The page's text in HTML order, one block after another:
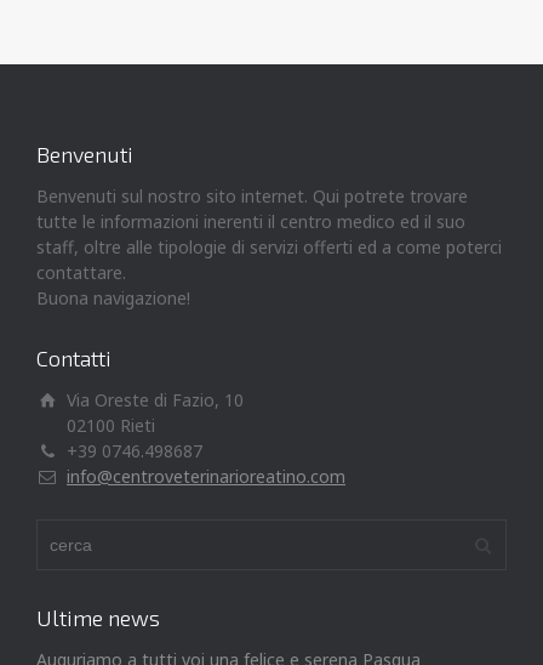
Benvenuti
Benvenuti sul nostro sito internet. Qui potrete trovare
tutte le informazioni inerenti il centro medico ed il suo
staff, oltre alle tipologie di servizi offerti ed a come poterci
contattare.
Buona navigazione!
Contatti
Via Oreste di Fazio, 10
02100 Rieti
+39 0746.498687
info@centroveterinarioreatino.com
Ultime news
Auguriamo a tutti voi una felice e serena Pasqua